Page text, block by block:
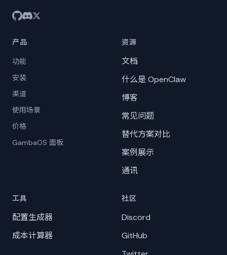
产品
功能
安装
渠道
使用场景
价格
GambaOS 面板
资源
文档
什么是 OpenClaw
博客
常见问题
替代方案对比
案例展示
通讯
工具
配置生成器
成本计算器
社区
Discord
GitHub